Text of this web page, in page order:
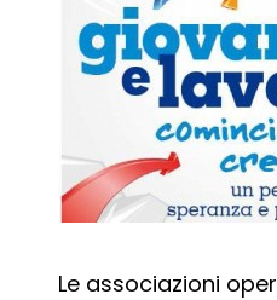
Le associazioni